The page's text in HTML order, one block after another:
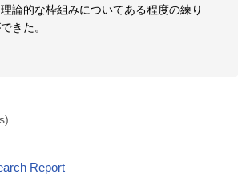
論的な枠組みについてある程度の練り
きた。
Report